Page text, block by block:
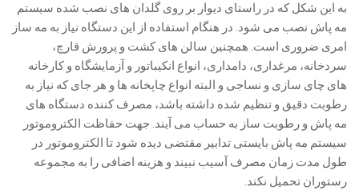
به این شکل که در راستای دیوار بر روی گلدان های نصب شده سیستم
مه پاش نصب می شود. در هنگام استفاده از این دستگاه نیاز به مه ساز
امری ضروری است. همچنین سالن های کشت و پرورش قارچ،
سردخانه، مرغداری، دامداری، انواع انکیباتور و آزمایشگاه و کارخانه
های چای سازی و نساجی و البته انواع چاپخانه ها و هر جای که نیاز به
رطوبت دقیق و تنظیم شده داشته باشد، مصرف کننده دستگاه های
مه پاش و رطوبت ساز به حساب می آیند. جهت حفاظت الکتروموتور
سیستم مه پاش بایستی تدابیر مقتضی دیده شود تا الکتروموتور در
طول مدت زمان مصرف آسیب نبیند و هزینه اضافی را به مجموعه
رستوران تحمیل نکند.